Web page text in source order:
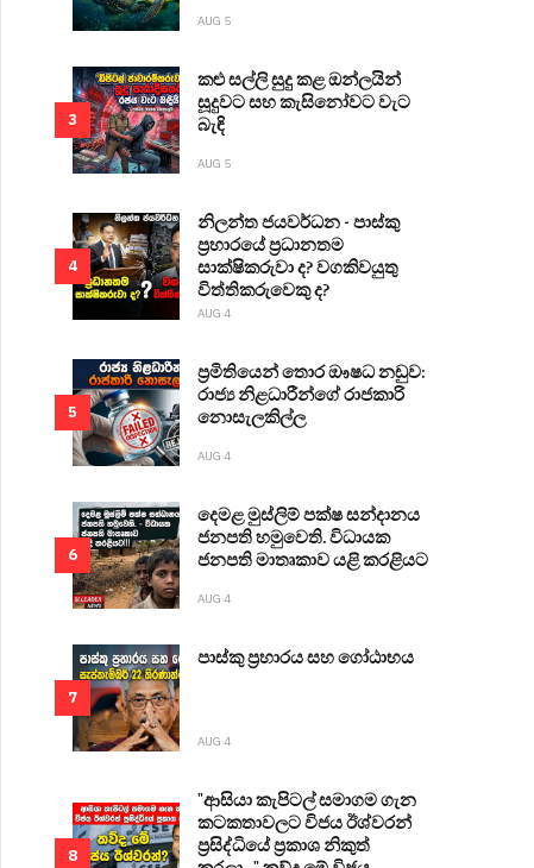
AUG 5
3
කළු සල්ලි සුදු කළ ඔන්ලයින්
සූදුවට සහ කැසිනෝවට වැට
බැඳි
AUG 5
4
නිලන්ත ජයවර්ධන - පාස්කු
ප්‍රහාරයේ ප්‍රධානතම
සාක්ෂිකරුවා ද? වගකිවයුතු
විත්තිකරුවෙකු ද?
AUG 4
5
ප්‍රමිතියෙන් තොර ඖෂධ නඩුව:
රාජ්‍ය නිළධාරීන්ගේ රාජකාරි
නොසැලකිල්ල
AUG 4
6
දෙමළ මුස්ලිම් පක්ෂ සන්දානය
ජනපති හමුවෙති. විධායක
ජනපති මාතෘකාව යළි කරළියට
AUG 4
7
පාස්කු ප්‍රහාරය සහ ගෝඨාභය
AUG 4
8
"ආසියා කැපිටල් සමාගම ගැන
කටකතාවලට විජය ඊශ්වරන්
ප්‍රසිද්ධියේ ප්‍රකාශ නිකුත්